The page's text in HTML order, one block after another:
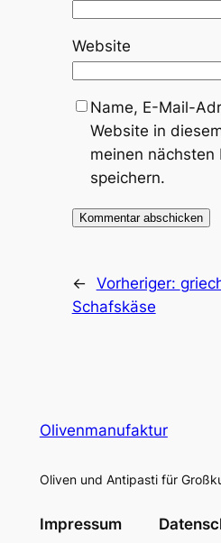
Website
Name, E-Mail-
Website in
meinen nächsten
speichern.
← Vorheriger:
Schafskäse
Olivenmanufaktur
Oliven und Antipasti für
Impressum